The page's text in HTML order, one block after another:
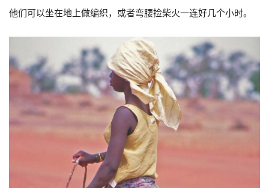
他们可以坐在地上做编织，或者弯腰捡柴火一连好几个小时。